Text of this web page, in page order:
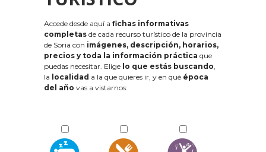
Accede desde aquí a fichas informativas
completas de cada recurso turístico de la provincia
de Soria con imágenes, descripción, horarios,
precios y toda la información práctica que
puedas necesitar. Elige lo que estás buscando,
la localidad a la que quieres ir, y en qué época
del año vas a vistarnos: